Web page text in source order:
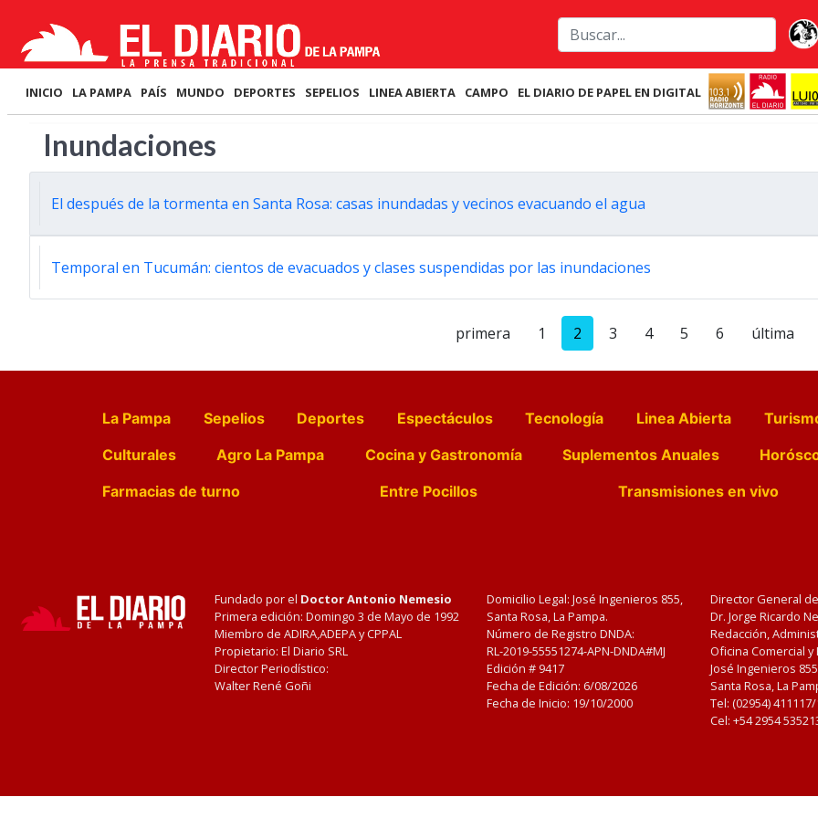
INICIO LA PAMPA PAÍS MUNDO DEPORTES SEPELIOS LINEA ABIERTA CAMPO EL DIARIO DE PAPEL EN DIGITAL
Inundaciones
El después de la tormenta en Santa Rosa: casas inundadas y vecinos evacuando el agua
Temporal en Tucumán: cientos de evacuados y clases suspendidas por las inundaciones
primera 1 2 3 4 5 6 última
La Pampa Sepelios Deportes Espectáculos Tecnología Linea Abierta
Culturales
Agro La Pampa Cocina y Gastronomía Suplementos Anuales
Farmacias de turno
Entre Pocillos Transmisiones en vivo
Fundado por el Doctor Antonio Nemesio
Primera edición: Domingo 3 de Mayo de 1992
Miembro de ADIRA,ADEPA y CPPAL
Propietario: El Diario SRL
Director Periodístico:
Walter René Goñi
Domicilio Legal: José Ingenieros 855,
Santa Rosa, La Pampa.
Número de Registro DNDA:
RL-2019-55551274-APN-DNDA#MJ
Edición # 9417
Fecha de Edición: 6/08/2026
Fecha de Inicio: 19/10/2000
Director General
Dr. Jorge Ricardo
Redacción,
Oficina Comercial
José Ingenieros
Santa Rosa, La
Tel: (02954)
Cel: +54 2954